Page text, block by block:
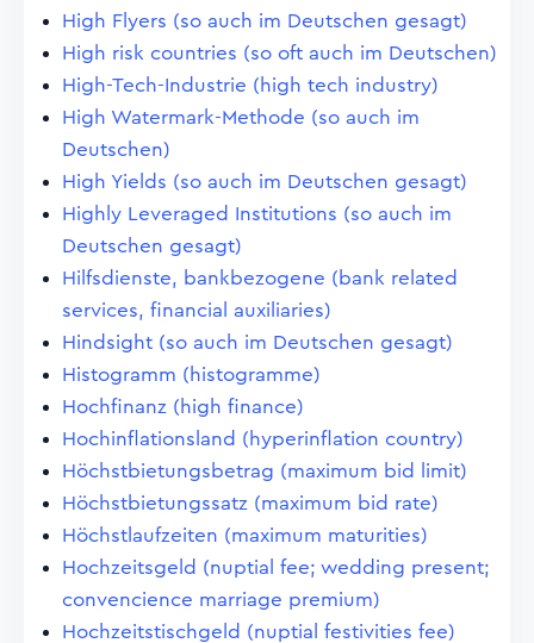
High Flyers (so auch im Deutschen gesagt)
High risk countries (so oft auch im Deutschen)
High-Tech-Industrie (high tech industry)
High Watermark-Methode (so auch im
Deutschen)
High Yields (so auch im Deutschen gesagt)
Highly Leveraged Institutions (so auch im
Deutschen gesagt)
Hilfsdienste, bankbezogene (bank related
services, financial auxiliaries)
Hindsight (so auch im Deutschen gesagt)
Histogramm (histogramme)
Hochfinanz (high finance)
Hochinflationsland (hyperinflation country)
Höchstbietungsbetrag (maximum bid limit)
Höchstbietungssatz (maximum bid rate)
Höchstlaufzeiten (maximum maturities)
Hochzeitsgeld (nuptial fee; wedding present;
convencience marriage premium)
Hochzeitstischgeld (nuptial festivities fee)